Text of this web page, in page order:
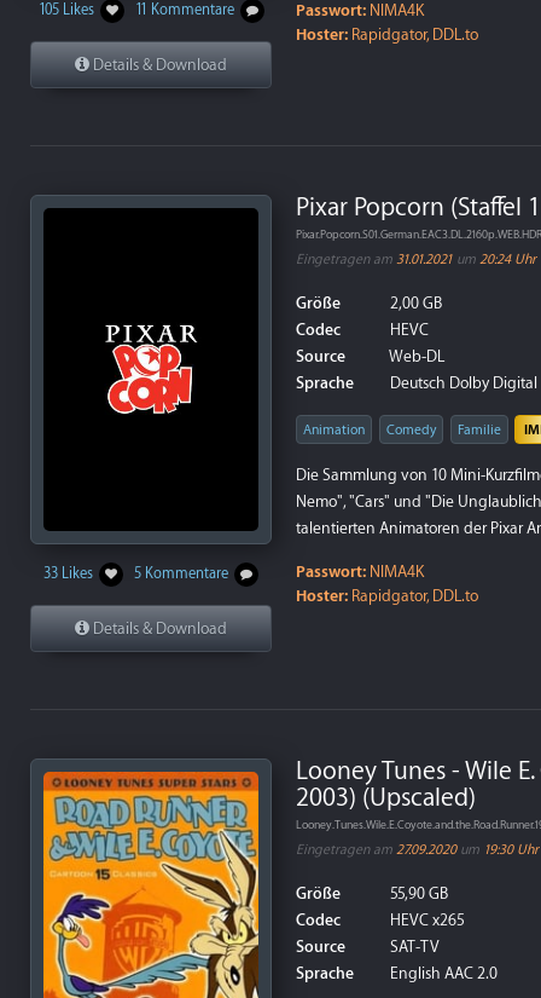
105 Likes 11 Kommentare
Details & Download
Passwort: NIMA4K
Hoster: Rapidgator, DDL.to
33 Likes 5 Kommentare
Details & Download
Pixar Popcorn (Staffel
Eingetragen am 31.01.2021 um 20:24 Uhr
Größe
2,00 GB
Codec
HEVC
Source
Web-DL
Sprache
Deutsch Dolby Digital
Animation Comedy Familie
Die Sammlung von 10 Mini-
Nemo", "Cars" und "Die
talentierten Animatoren der Pixar
Passwort: NIMA4K
Hoster: Rapidgator, DDL.to
Looney Tunes - Wile
2003) (Upscaled)
Eingetragen am 27.09.2020um 19:30 Uhr
Größe
55,90 GB
Codec
HEVC x265
Source
SAT-TV
Sprache
English AAC 2.0